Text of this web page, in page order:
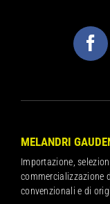
MELANDRI
Importazione,
commercializzazione
convenzionali e di